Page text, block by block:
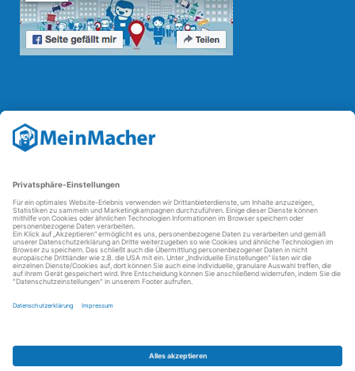
Reparatur Revolution
Mit derReparatur-Revolution
Reparaturbedingungen in Deutschland: Für Produkte, die sich gut
reparierenden Betriebe und des Reparatur-Know-hows in
Deutschland.
Weitere Informationen
FAQ - häufig gestellte Fragen
Partner werden
Über uns
Datenschutz